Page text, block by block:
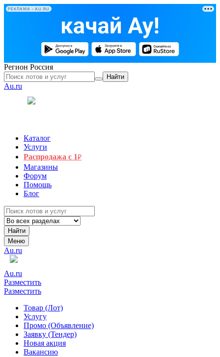
РЕКЛАМА • AU.RU
Регион Россия
Найти
Au.ru
Каталог
Услуги
Распродажа с 1₽
Магазины
Форум
Помощь
Блог
Найти
Меню
Au.ru
Au.ru
Разместить
Разместить
Товар (Лот)
Услугу
Промо (Объявление)
Заявку (Тендер)
Новая акция
Вакансию